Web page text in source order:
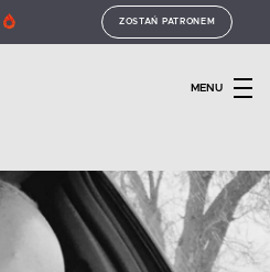
ZOSTAŃ PATRONEM
MENU